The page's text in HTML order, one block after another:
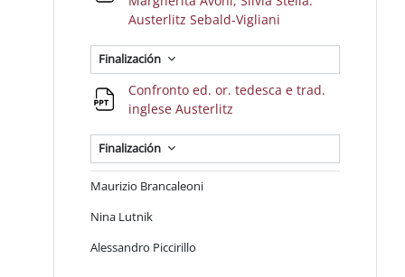
Austerlitz Sebald-Vigliani
Finalización
Confronto ed. or. tedesca e trad.
inglese Austerlitz
Finalización
Maurizio Brancaleoni
Nina Lutnik
Alessandro Piccirillo